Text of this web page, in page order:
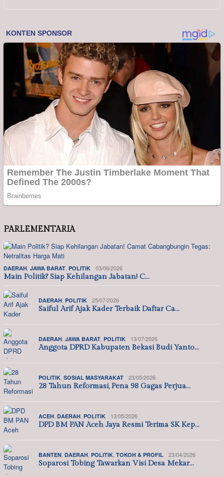
PARLEMENTARIA
DAERAH JAWA BARAT POLITIK 03/08/2026
Main Politik? Siap Kehilangan Jabatan! C…
DAERAH POLITIK 25/07/2026
Saiful Arif Ajak Kader Terbaik Daftar Ca…
DAERAH JAWA BARAT POLITIK 13/07/2026
Anggota DPRD Kabupaten Bekasi Budi Yanto…
POLITIK SOSIAL MASYARAKAT 23/05/2026
28 Tahun Reformasi, Pena 98 Gagas Perjua…
ACEH DAERAH POLITIK 13/05/2026
DPD BM PAN Aceh Jaya Resmi Terima SK Kep…
BANTEN DAERAH POLITIK TOKOH & PROFIL 23/04/2026
Soparosi Tobing Tawarkan Visi Desa Mekar…